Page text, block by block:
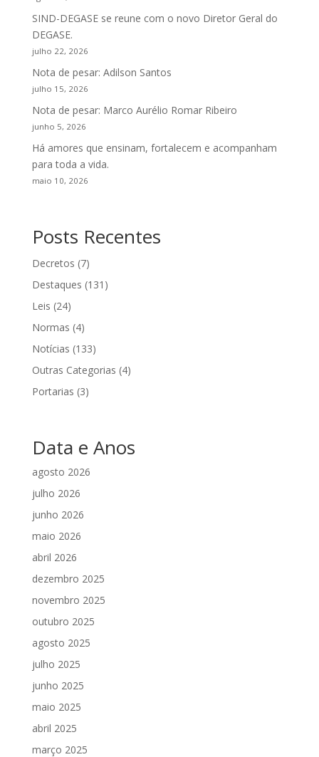
SIND-DEGASE se reune com o novo Diretor Geral do
DEGASE.
julho 22, 2026
Nota de pesar: Adilson Santos
julho 15, 2026
Nota de pesar: Marco Aurélio Romar Ribeiro
junho 5, 2026
Há amores que ensinam, fortalecem e acompanham
para toda a vida.
maio 10, 2026
Posts Recentes
Decretos (7)
Destaques (131)
Leis (24)
Normas (4)
Notícias (133)
Outras Categorias (4)
Portarias (3)
Data e Anos
agosto 2026
julho 2026
junho 2026
maio 2026
abril 2026
dezembro 2025
novembro 2025
outubro 2025
agosto 2025
julho 2025
junho 2025
maio 2025
abril 2025
março 2025